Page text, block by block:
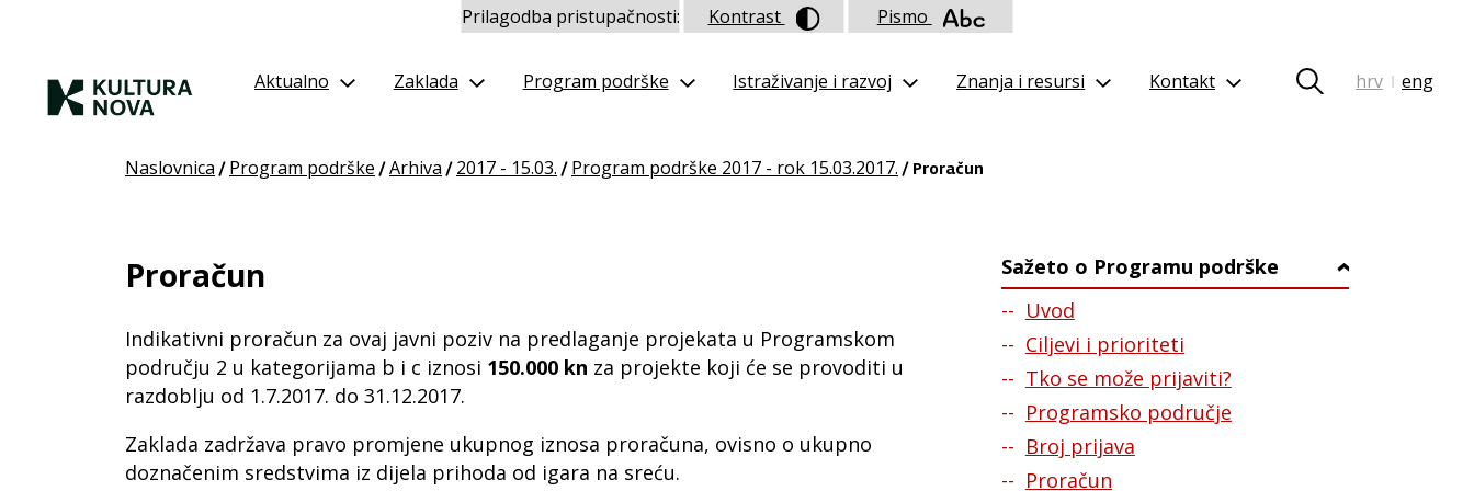
Aktualno Zaklada Program podrške Istraživanje i razvoj Znanja i resursi Kontakt hrv | eng
Naslovnica / Program podrške /Arhiva / 2017 - 15.03. / Program podrške 2017 - rok 15.03.2017. / Proračun
Proračun
Indikativni proračun za ovaj javni poziv na predlaganje projekata u Programskom
području 2 u kategorijama b i c iznosi 150.000 kn za projekte koji će se provoditi u
razdoblju od 1.7.2017. do 31.12.2017.
Zaklada zadržava pravo promjene ukupnog iznosa proračuna, ovisno o ukupno
doznačenim sredstvima iz dijela prihoda od igara na sreću.
Sažeto o Programu podrške ›
Uvod
Ciljevi i prioriteti
Tko se može prijaviti?
Programsko područje
Broj prijava
Proračun
Prilagodba pristupačnosti: Kontrast Pismo